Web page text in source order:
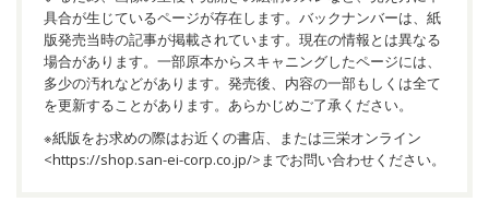
具合が生じているページが存在します。バックナンバーは、紙
版発売当時の記事が掲載されています。現在の情報とは異なる
場合があります。一部原本からスキャニングしたページには、
多少の汚れなどがあります。発売後、内容の一部もしくは全て
を更新することがあります。あらかじめご了承ください。
※紙版をお求めの際はお近くの書店、または三栄オンライン
<https://shop.san-ei-corp.co.jp/>までお問い合わせください。